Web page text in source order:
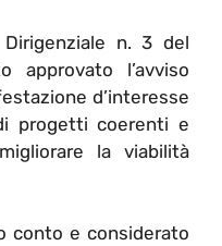
n. 3 del
approvato l’avviso
d’interesse
progetti coerenti e
la viabilità
conto e considerato